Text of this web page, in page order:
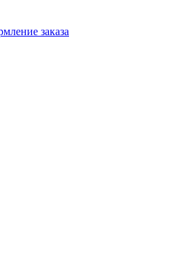
заказа